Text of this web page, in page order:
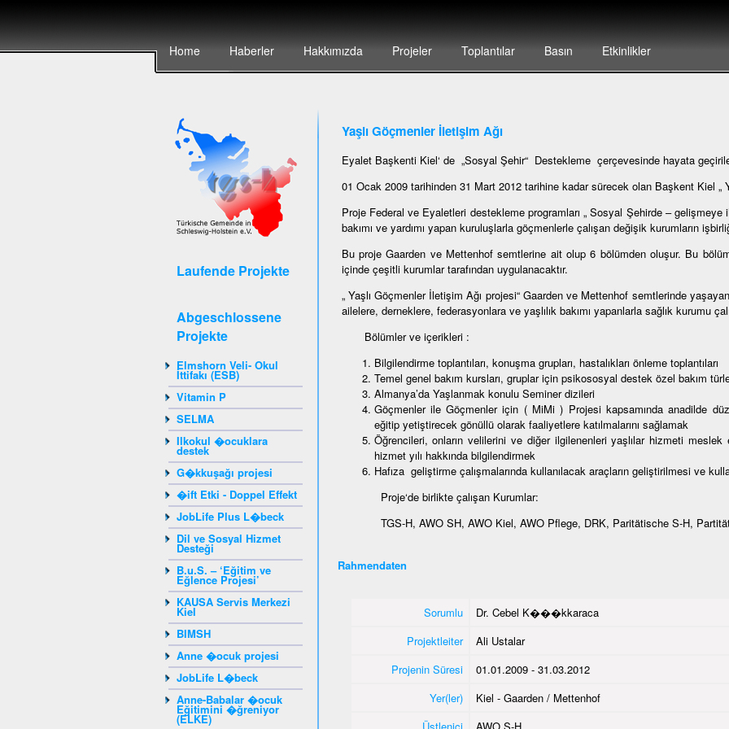
Home Haberler Hakkımızda Projeler Toplantılar Basın Etkinlikler
Laufende Projekte
Abgeschlossene
Projekte
Elmshorn Veli- Okul
İttifakı (ESB)
Vitamin P
SELMA
Ilkokul �ocuklara
destek
G�kkuşağı projesi
�ift Etki - Doppel Effekt
JobLife Plus L�beck
Dil ve Sosyal Hizmet
Desteği
B.u.S. – ‘Eğitim ve
Eğlence Projesi’
KAUSA Servis Merkezi
Kiel
BIMSH
Anne �ocuk projesi
JobLife L�beck
Anne-Babalar �ocuk
Eğitimini �ğreniyor
(ELKE)
Yaşlı Göçmenler İletişim Ağı
Eyalet Başkenti Kiel‘ de „Sosyal Şehir“ Destekleme çerçevesinde hayata
01 Ocak 2009 tarihinden 31 Mart 2012 tarihine kadar sürecek olan Başkent Kiel „
Proje Federal ve Eyaletleri destekleme programları „ Sosyal Şehirde – gelişmeye
bakımı ve yardımı yapan kuruluşlarla göçmenlerle çalışan değişik kurumların
Bu proje Gaarden ve Mettenhof semtlerine ait olup 6 bölümden oluşur. Bu
içinde çeşitli kurumlar tarafından uygulanacaktır.
„ Yaşlı Göçmenler İletişim Ağı projesi“ Gaarden ve Mettenhof semtlerinde
ailelere, derneklere, federasyonlara ve yaşlılık bakımı yapanlarla sağlık kurumu
Bölümler ve içerikleri :
Bilgilendirme toplantıları, konuşma grupları, hastalıkları önleme toplantıları
Temel genel bakım kursları, gruplar için psikososyal destek özel bakım
Almanya’da Yaşlanmak konulu Seminer dizileri
Göçmenler ile Göçmenler için ( MiMi ) Projesi kapsamında anadilde
eğitip yetiştirecek gönüllü olarak faaliyetlere katılmalarını sağlamak
Öğrencileri, onların velilerini ve diğer ilgilenenleri yaşlılar hizmeti
hizmet yılı hakkında bilgilendirmek
Hafıza geliştirme çalışmalarında kullanılacak araçların geliştirilmesi ve
Proje‘de birlikte çalışan Kurumlar:
TGS-H, AWO SH, AWO Kiel, AWO Pflege, DRK, Paritätische S-H,
Rahmendaten
Sorumlu
Dr. Cebel K���kkaraca
Projektleiter
Ali Ustalar
Projenin Süresi
01.01.2009 - 31.03.2012
Yer(ler)
Kiel - Gaarden / Mettenhof